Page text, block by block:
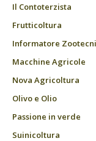
Il Contoterzista
Frutticoltura
Informatore
Macchine Agricole
Nova Agricoltura
Olivo e Olio
Passione in verde
Suinicoltura